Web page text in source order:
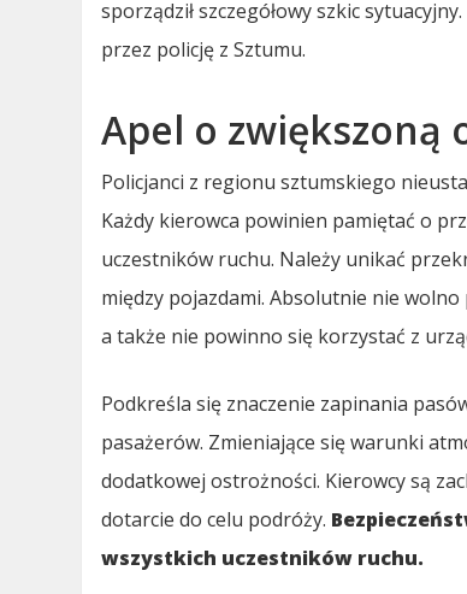
sporządził szczegółowy szkic
przez policję z Sztumu.
Apel o zwiększoną
Policjanci z regionu sztumskiego
Każdy kierowca powinien pamiętać o
uczestników ruchu. Należy unikać
między pojazdami. Absolutnie nie
a także nie powinno się korzystać z
Podkreśla się znaczenie zapinania
pasażerów. Zmieniające się warunki
dodatkowej ostrożności. Kierowcy są
dotarcie do celu podróży.
wszystkich uczestników ruchu.